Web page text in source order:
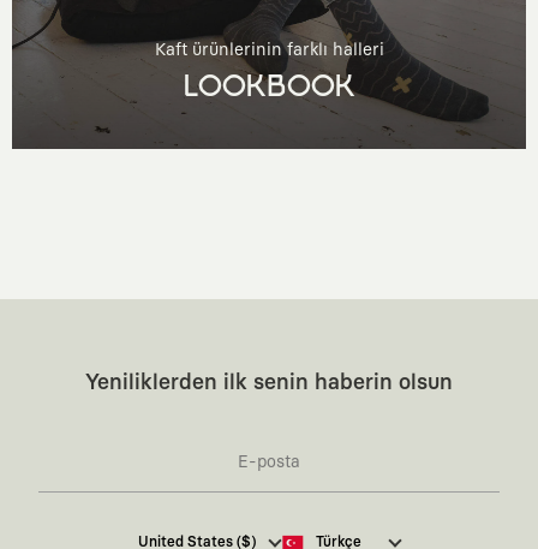
Kaft ürünlerinin farklı halleri
LOOKBOOK
Yeniliklerden ilk senin haberin olsun
Kaft Tasarım Tekstil Sanayi ve Ticaret Anonim
United States ($) Türkçe